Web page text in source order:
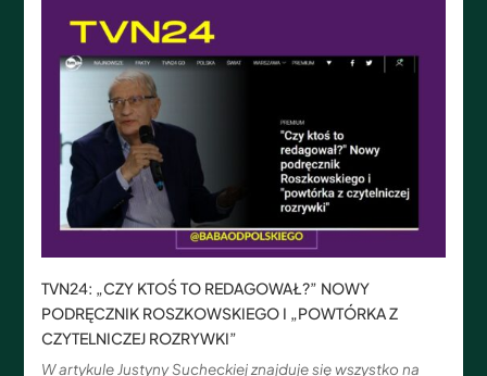
TVN24: „CZY KTOŚ TO REDAGOWAŁ?” NOWY
PODRĘCZNIK ROSZKOWSKIEGO I „POWTÓRKA Z
CZYTELNICZEJ ROZRYWKI”
W artykule Justyny Sucheckiej znajduje się wszystko na